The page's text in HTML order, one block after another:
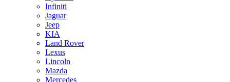
Infiniti
Jaguar
Jeep
KIA
Land Rover
Lexus
Lincoln
Mazda
Mercedes